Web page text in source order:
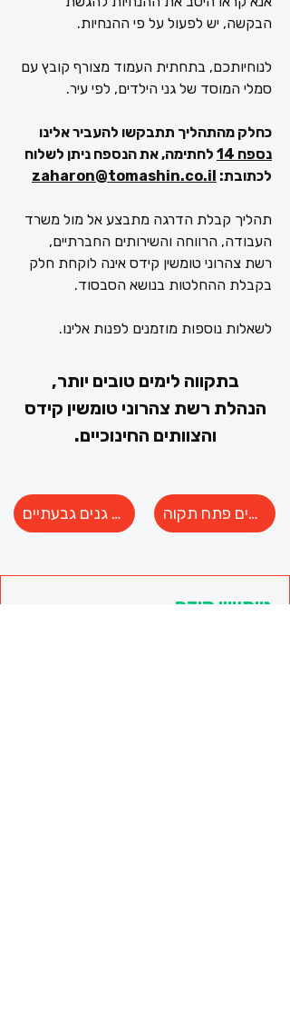
הבקשה, יש לפעול על פי ההנחיות.
לנוחיותכם, בתחתית העמוד מצורף קובץ עם
סמלי המוסד של גני הילדים, לפי עיר.
כחלק מהתהליך תתבקשו להעביר אלינו
נספח 14
לחתימה, את הנספח ניתן לשלוח
לכתובת: zaharon@tomashin.co.il
תהליך קבלת הדרגה מתבצע אל מול משרד
העבודה, הרווחה והשירותים החברתיים,
רשת צהרוני טומשין קידס אינה לוקחת חלק
בקבלת ההחלטות בנושא הסבסוד.
לשאלות נוספות מוזמנים לפנות אלינו.
בתקווה לימים טובים יותר,
הנהלת רשת צהרוני טומשין קידס
והצוותים החינוכיים.
סמלי מוסד - גנים גבעתיים סמלי מוסד - גנים פתח תקוה
טומשין קידס